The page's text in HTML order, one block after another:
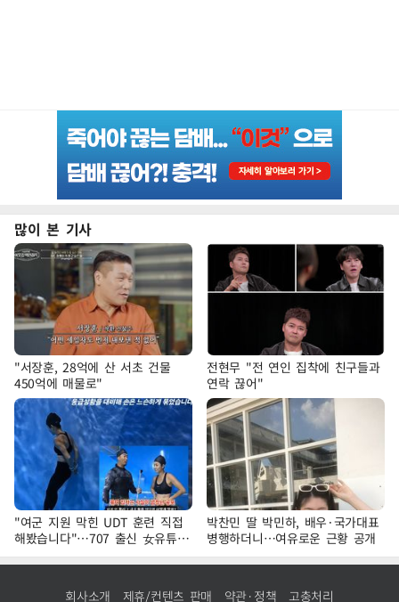
많이 본 기사
"서장훈, 28억에 산 서초 건물
450억에 매물로"
전현무 "전 연인 집착에 친구들과
연락 끊어"
"여군 지원 막힌 UDT 훈련 직접
해봤습니다"…707 출신 女유튜버
'완벽 소화'
박찬민 딸 박민하, 배우·국가대표
병행하더니…여유로운 근황 공개
회사소개 제휴/컨텐츠 판매 약관·정책 고충처리